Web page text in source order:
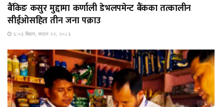
बैंकिङ कसुर मुद्दामा कर्णाली डेभलपमेन्ट बैंकका तत्कालीन
सीईओसहित तीन जना पक्राउ
६:५३ बिहान, साउन २२, २०८३